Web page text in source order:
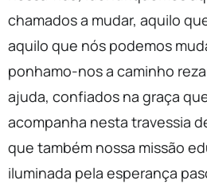
chamados a mudar, aquilo
aquilo que nós podemos
ponhamo-nos a caminho
ajuda, confiados na graça
acompanha nesta travessia
que também nossa missão
iluminada pela esperança